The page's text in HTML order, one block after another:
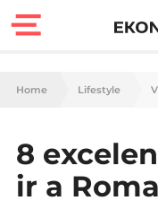
Finanças
Carreira
Home Lifestyle
8
ir a